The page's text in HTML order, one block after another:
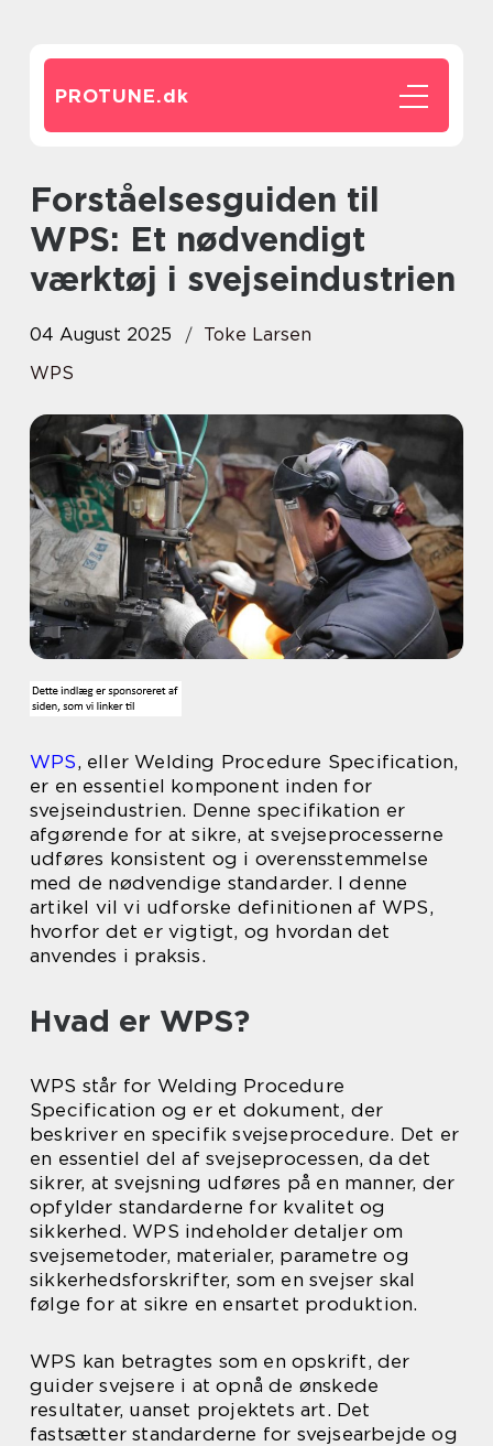
PROTUNE.dk
Forståelsesguiden til
WPS: Et nødvendigt
værktøj i svejseindustrien
04 August 2025
Toke Larsen
WPS
WPS, eller Welding Procedure Specification,
er en essentiel komponent inden for
svejseindustrien. Denne specifikation er
afgørende for at sikre, at svejseprocesserne
udføres konsistent og i overensstemmelse
med de nødvendige standarder. I denne
artikel vil vi udforske definitionen af WPS,
hvorfor det er vigtigt, og hvordan det
anvendes i praksis.
Hvad er WPS?
WPS står for Welding Procedure
Specification og er et dokument, der
beskriver en specifik svejseprocedure. Det er
en essentiel del af svejseprocessen, da det
sikrer, at svejsning udføres på en manner, der
opfylder standarderne for kvalitet og
sikkerhed. WPS indeholder detaljer om
svejsemetoder, materialer, parametre og
sikkerhedsforskrifter, som en svejser skal
følge for at sikre en ensartet produktion.
WPS kan betragtes som en opskrift, der
guider svejsere i at opnå de ønskede
resultater, uanset projektets art. Det
fastsætter standarderne for svejsearbejde og